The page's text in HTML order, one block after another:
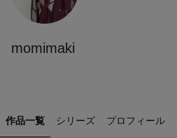
momimaki
作品一覧 シリーズ プロフィール